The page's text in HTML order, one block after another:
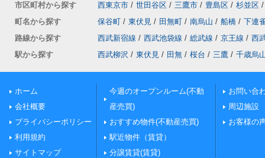
市区町村から探す 西東京市 / 世田谷区 / 三鷹市 / 豊島区 / 杉並区 /
町名から探す
保谷町 / 東伏見 / 田無町 / 南烏山 / 船橋 / 下連
路線から探す
西武新宿線 / 西武池袋線 / 総武線 / 京王線 / 西
駅から探す
西武柳沢 / 東伏見 / 田無 / 桜台 / 三鷹 / 千歳烏
ホーム
会社概要
プライバシーポリシー
利用規約
サイトマップ
今週のオープンルーム(不動
産売買)
おすすめ物件(不動産売買)
駅近物件（賃貸）
分譲賃貸(賃貸)
お問い合
周辺施設
お客様の